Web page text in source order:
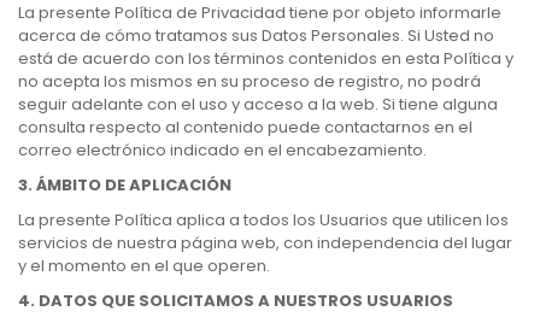
La presente Política de Privacidad tiene por objeto informarle
acerca de cómo tratamos sus Datos Personales. Si Usted no
está de acuerdo con los términos contenidos en esta Política y
no acepta los mismos en su proceso de registro, no podrá
seguir adelante con el uso y acceso a la web. Si tiene alguna
consulta respecto al contenido puede contactarnos en el
correo electrónico indicado en el encabezamiento.
3. ÁMBITO DE APLICACIÓN
La presente Política aplica a todos los Usuarios que utilicen los
servicios de nuestra página web, con independencia del lugar
y el momento en el que operen.
4. DATOS QUE SOLICITAMOS A NUESTROS USUARIOS